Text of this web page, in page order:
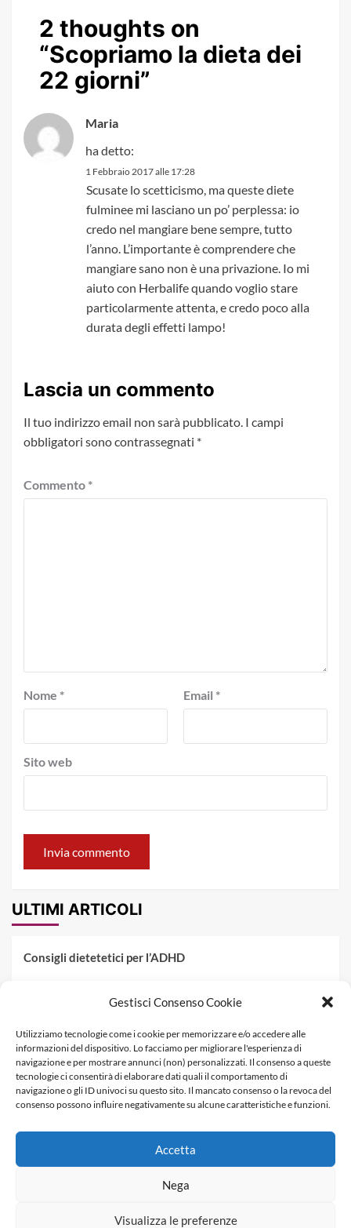
Gestisci Consenso Cookie
Utilizziamo tecnologie come i cookie per memorizzare e/o accedere alle
informazioni del dispositivo. Lo facciamo per migliorare l'esperienza di
navigazione e per mostrare annunci (non) personalizzati. Il consenso a queste
tecnologie ci consentirà di elaborare dati quali il comportamento di
navigazione o gli ID univoci su questo sito. Il mancato consenso o la revoca del
consenso possono influire negativamente su alcune caratteristiche e funzioni.
Accetta
Nega
Visualizza le preferenze
2 thoughts on
“Scopriamo la dieta dei
22 giorni”
Maria
ha detto:
1 Febbraio 2017 alle 17:28
Scusate lo scetticismo, ma queste diete
fulminee mi lasciano un po’ perplessa: io
credo nel mangiare bene sempre, tutto
l’anno. L’importante è comprendere che
mangiare sano non è una privazione. Io mi
aiuto con Herbalife quando voglio stare
particolarmente attenta, e credo poco alla
durata degli effetti lampo!
Lascia un commento
Il tuo indirizzo email non sarà pubblicato. I campi
obbligatori sono contrassegnati *
Commento *
Nome * Email *
Sito web
ULTIMI ARTICOLI
Consigli dietetetici per l’ADHD
Fenilchetonuria
Dieta militare: come funziona, opinioni e schema tipo per
dimagrire in 3 giorni
Informativa Privacy